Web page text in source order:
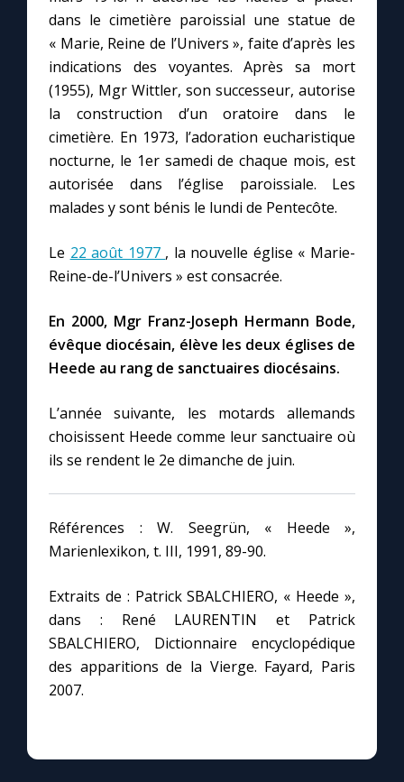
dans le cimetière paroissial une statue de
« Marie, Reine de l’Univers », faite d’après les
indications des voyantes. Après sa mort
(1955), Mgr Wittler, son successeur, autorise
la construction d’un oratoire dans le
cimetière. En 1973, l’adoration eucharistique
nocturne, le 1er samedi de chaque mois, est
autorisée dans l’église paroissiale. Les
malades y sont bénis le lundi de Pentecôte.
Le 22 août 1977 , la nouvelle église « Marie-
Reine-de-l’Univers » est consacrée.
En 2000, Mgr Franz-Joseph Hermann Bode,
évêque diocésain, élève les deux églises de
Heede au rang de sanctuaires diocésains.
L’année suivante, les motards allemands
choisissent Heede comme leur sanctuaire où
ils se rendent le 2e dimanche de juin.
Références : W. Seegrün, « Heede »,
Marienlexikon, t. III, 1991, 89-90.
Extraits de : Patrick SBALCHIERO, « Heede »,
dans : René LAURENTIN et Patrick
SBALCHIERO, Dictionnaire encyclopédique
des apparitions de la Vierge. Fayard, Paris
2007.